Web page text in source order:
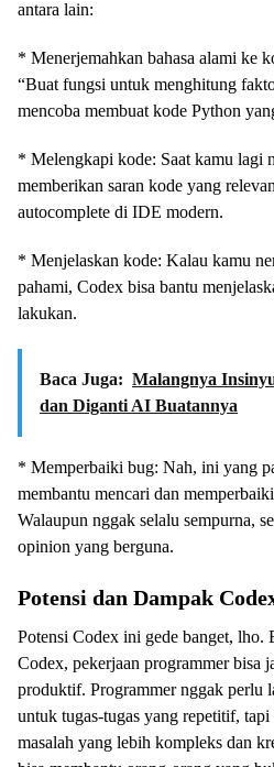
antara lain:
* Menerjemahkan bahasa alami ke
“Buat fungsi untuk menghitung
mencoba membuat kode Python
* Melengkapi kode: Saat kamu lagi
memberikan saran kode yang
autocomplete di IDE modern.
* Menjelaskan kode: Kalau kamu
pahami, Codex bisa bantu
lakukan.
Baca Juga: Malangnya
dan Diganti AI Buatannya
* Memperbaiki bug: Nah, ini yang
membantu mencari dan
Walaupun nggak selalu sempurna,
opinion yang berguna.
Potensi dan Dampak
Potensi Codex ini gede banget, lho.
Codex, pekerjaan programmer bisa
produktif. Programmer nggak perlu
untuk tugas-tugas yang repetitif,
masalah yang lebih kompleks dan